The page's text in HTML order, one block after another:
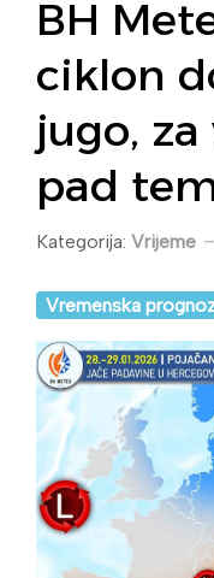
BH
ciklon
jugo,
pad
Kategorija: Vrijeme
Vremenska